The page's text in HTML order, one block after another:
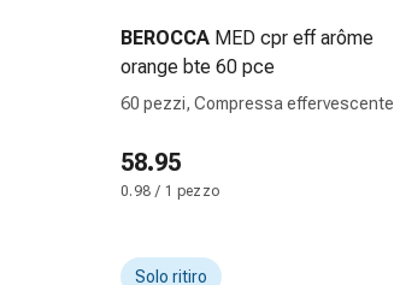
elastiche
Compresse
Medicazioni
le
dita
di
BEROCCA MED cpr eff arôme
orange bte 60 pce
60 pezzi, Compressa effervescente
58.95
0.98 / 1 pezzo
Solo ritiro